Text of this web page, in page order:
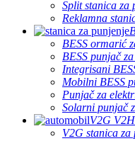
Split stanica za
Reklamna
BESS ormarić
BESS punjač
Integrisani
Mobilni BESS
Punjač za
Solarni punjač
V2G
V2G stanica za